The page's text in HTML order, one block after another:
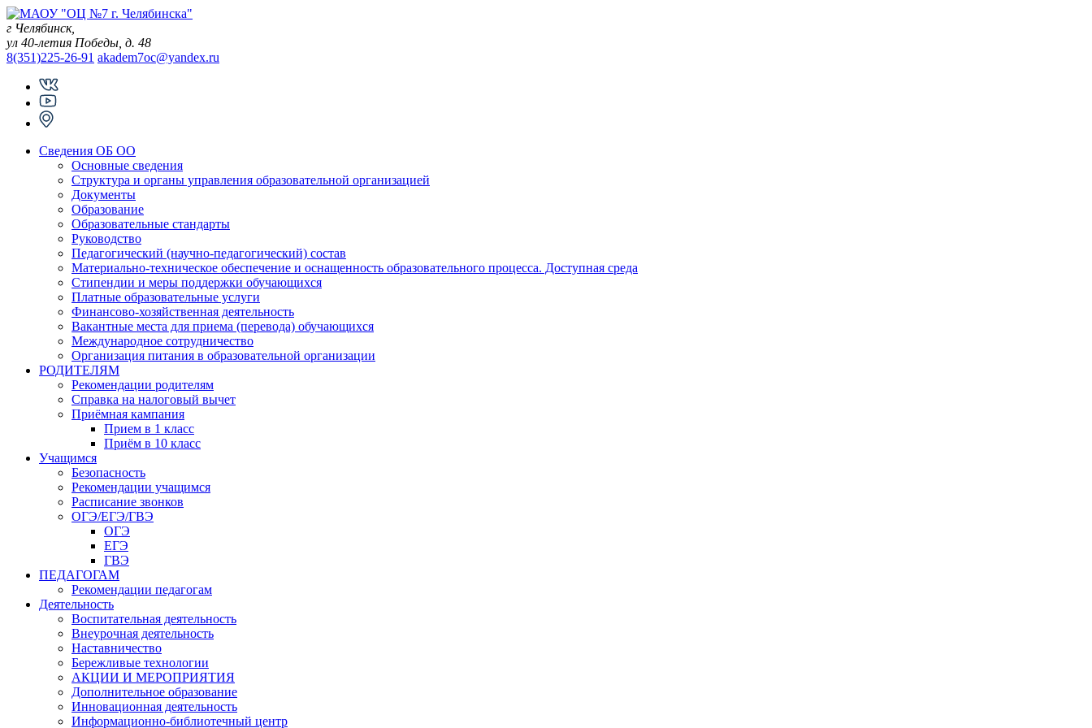
Skip
to
content
г Челябинск,
ул 40-летия Победы, д. 48
8(351)225-26-91 akadem7oc@yandex.ru
Сведения ОБ ОО
Основные сведения
Структура и органы управления образовательной организацией
Документы
Образование
Образовательные стандарты
Руководство
Педагогический (научно-педагогический) состав
Материально-техническое обеспечение и оснащенность образовательного процесса. Доступная среда
Стипендии и меры поддержки обучающихся
Платные образовательные услуги
Финансово-хозяйственная деятельность
Вакантные места для приема (перевода) обучающихся
Международное сотрудничество
Организация питания в образовательной организации
РОДИТЕЛЯМ
Рекомендации родителям
Справка на налоговый вычет
Приёмная кампания
Прием в 1 класс
Приём в 10 класс
Учащимся
Безопасность
Рекомендации учащимся
Расписание звонков
ОГЭ/ЕГЭ/ГВЭ
ОГЭ
ЕГЭ
ГВЭ
ПЕДАГОГАМ
Рекомендации педагогам
Деятельность
Воспитательная деятельность
Внеурочная деятельность
Наставничество
Бережливые технологии
АКЦИИ И МЕРОПРИЯТИЯ
Дополнительное образование
Инновационная деятельность
Информационно-библиотечный центр